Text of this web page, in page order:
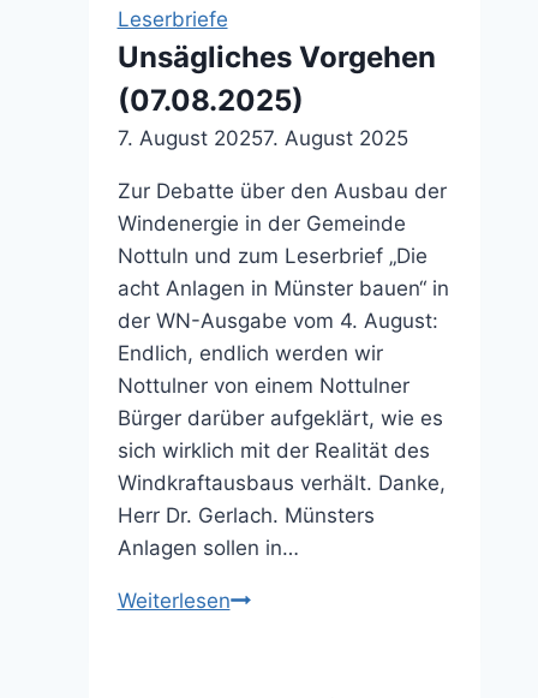
Naturschutzgebiet
(27.11.2025)
Leserbriefe
Unsägliches Vorgehen
(07.08.2025)
7. August 20257. August 2025
Zur Debatte über den Ausbau der
Windenergie in der Gemeinde
Nottuln und zum Leserbrief „Die
acht Anlagen in Münster bauen“ in
der WN-Ausgabe vom 4. August:
Endlich, endlich werden wir
Nottulner von einem Nottulner
Bürger darüber aufgeklärt, wie es
sich wirklich mit der Realität des
Windkraftausbaus verhält. Danke,
Herr Dr. Gerlach. Münsters
Anlagen sollen in…
WeiterlesenUnsägliches